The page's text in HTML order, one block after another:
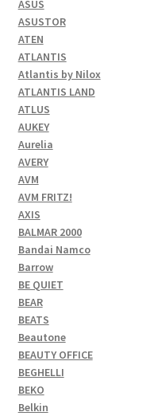
ASUS
ASUSTOR
ATEN
ATLANTIS
Atlantis by Nilox
ATLANTIS LAND
ATLUS
AUKEY
Aurelia
AVERY
AVM
AVM FRITZ!
AXIS
BALMAR 2000
Bandai Namco
Barrow
BE QUIET
BEAR
BEATS
Beautone
BEAUTY OFFICE
BEGHELLI
BEKO
Belkin